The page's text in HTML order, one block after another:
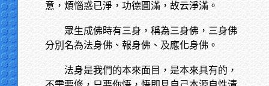
意，煩惱惑已淨，功德圓滿，故云淨滿。
眾生成佛時有三身，稱為三身佛，三身佛
分別名為法身佛、報身佛、及應化身佛。
法身是我們的本來面目，是本來具有的，